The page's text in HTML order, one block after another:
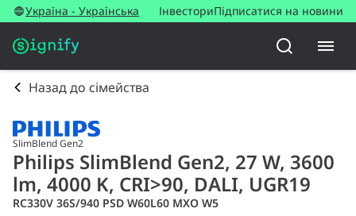
Україна - Українська ІнвесториПідписатися на новини
Назад до сімейства
SlimBlend Gen2
Philips SlimBlend Gen2, 27 W, 3600
lm, 4000 K, CRI>90, DALI, UGR19
RC330V 36S/940 PSD W60L60 MXO W5